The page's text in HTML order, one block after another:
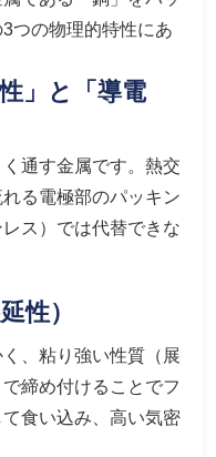
つの物理的特性にあ
」と「導電
通す金属です。熱交
る電極部のパッキン
ス）では代替できな
性）
、粘り強い性質（展
締め付けることでフ
食い込み、高い気密